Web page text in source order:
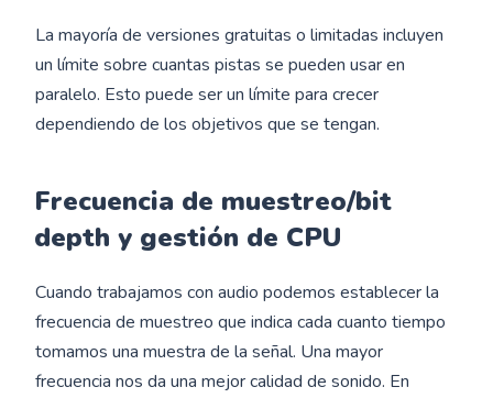
La mayoría de versiones gratuitas o limitadas incluyen
un límite sobre cuantas pistas se pueden usar en
paralelo. Esto puede ser un límite para crecer
dependiendo de los objetivos que se tengan.
Frecuencia de muestreo/bit
depth y gestión de CPU
Cuando trabajamos con audio podemos establecer la
frecuencia de muestreo que indica cada cuanto tiempo
tomamos una muestra de la señal. Una mayor
frecuencia nos da una mejor calidad de sonido. En